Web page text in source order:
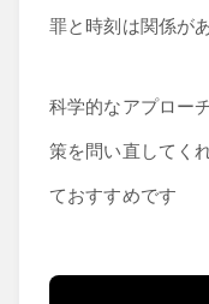
罪と時刻は関係が
科学的なアプロー
策を問い直してく
ておすすめです